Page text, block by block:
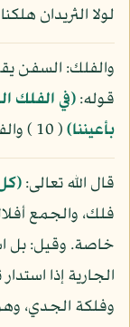
لولا الثريدان
والفلك: السفن
قوله:(في الفلك
بأعيننا)( 10 ) والفلك: فلك السماء.
قال الله تعالى:
فلك، والجمع
خاصة. وقيل: بل
الجارية إذا
وفلكة الجدي،